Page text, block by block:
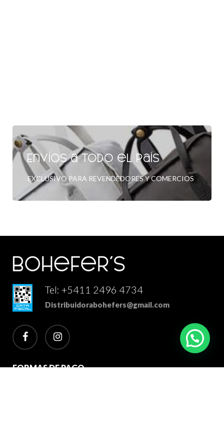
Envíos a todo el país
EXCLUSIVO PARA REVENDEDORES Y COMERCIOS
Tel: +5411 2496 4734
Distribuidorabohefers@gmail.com
facebook instagram
FORMAS DE PAGO